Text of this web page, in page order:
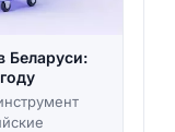
Беларуси: